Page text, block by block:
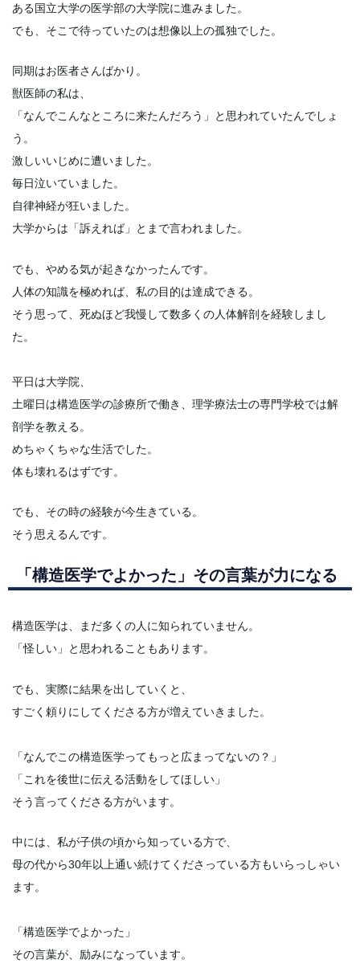
ある国立大学の医学部の大学院に進みました。
でも、そこで待っていたのは想像以上の孤独でした。
同期はお医者さんばかり。
獣医師の私は、
「なんでこんなところに来たんだろう」と思われていたんでしょ
う。
激しいいじめに遭いました。
毎日泣いていました。
自律神経が狂いました。
大学からは「訴えれば」とまで言われました。
でも、やめる気が起きなかったんです。
人体の知識を極めれば、私の目的は達成できる。
そう思って、死ぬほど我慢して数多くの人体解剖を経験しまし
た。
平日は大学院、
土曜日は構造医学の診療所で働き、理学療法士の専門学校では解
剖学を教える。
めちゃくちゃな生活でした。
体も壊れるはずです。
でも、その時の経験が今生きている。
そう思えるんです。
「構造医学でよかった」その言葉が力になる
構造医学は、まだ多くの人に知られていません。
「怪しい」と思われることもあります。
でも、実際に結果を出していくと、
すごく頼りにしてくださる方が増えていきました。
「なんでこの構造医学ってもっと広まってないの？」
「これを後世に伝える活動をしてほしい」
そう言ってくださる方がいます。
中には、私が子供の頃から知っている方で、
母の代から30年以上通い続けてくださっている方もいらっしゃい
ます。
「構造医学でよかった」
その言葉が、励みになっています。